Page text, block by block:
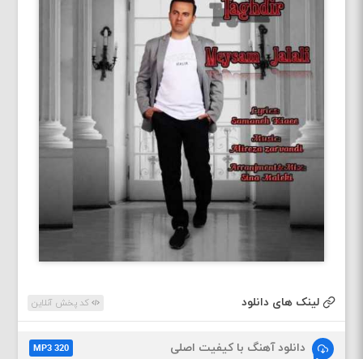
لینک های دانلود کد پخش آنلاین
دانلود آهنگ با کیفیت اصلی MP3 320